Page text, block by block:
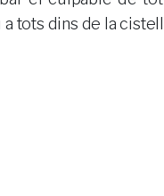
a tots dins de la